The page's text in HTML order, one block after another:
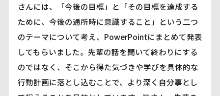
さんには、「今後の目標」と「その目標を達成する
ために、今後の通所時に意識すること」という二つ
のテーマについて考え、PowerPointにまとめて発表
してもらいました。先輩の話を聞いて終わりにする
のではなく、そこから得た気づきや学びを具体的な
行動計画に落とし込むことで、より深く自分事とし